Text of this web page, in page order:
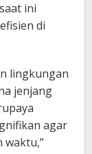
ini
di
lingkungan
jenjang
agar
waktu,”